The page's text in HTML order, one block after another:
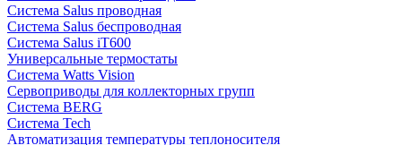
Система Salus проводная
Система Salus беспроводная
Система Salus iT600
Универсальные термостаты
Система Watts Vision
Сервоприводы для коллекторных групп
Система BERG
Система Tech
Автоматизация температуры теплоносителя